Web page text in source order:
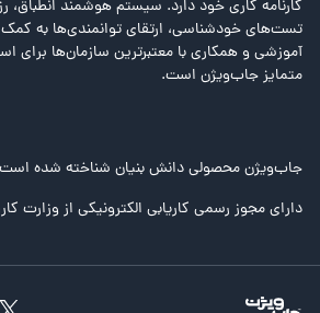
کارنامه کاری خود دارد. سیستم هوشمند انطباق،
تست‌های خودشناسی، ارتقای توانمندی‌ها به کمک
آموزشی و همکاری با معتبرترین سازمان‌ها برای
متمایز جاب‌ویژن است.
جاب‌ویژن محصولی دانش بنیان شناخته شده
دارای مجوز رسمی کاریابی الکترونیکی از وزارت